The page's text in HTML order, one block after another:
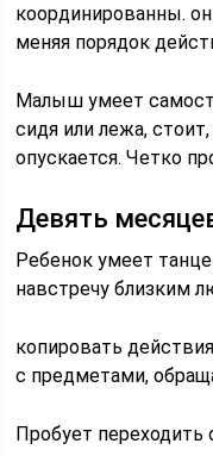
координированны.
меняя порядок
Малыш умеет
сидя или лежа,
опускается. Четко
Девять
Ребенок умеет
навстречу близким
копировать
с предметами,
Пробует переходить